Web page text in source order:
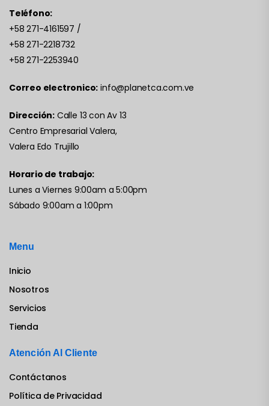
Teléfono:
+58 271-4161597 /
+58 271-2218732
+58 271-2253940
Correo electronico: info@planetca.com.ve
Dirección: Calle 13 con Av 13
Centro Empresarial Valera,
Valera Edo Trujillo
Horario de trabajo:
Lunes a Viernes 9:00am a 5:00pm
Sábado 9:00am a 1:00pm
Menu
Inicio
Nosotros
Servicios
Tienda
Atención Al Cliente
Contáctanos
Política de Privacidad